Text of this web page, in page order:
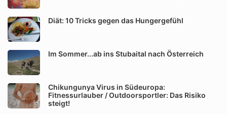
Diät: 10 Tricks gegen das Hungergefühl
Im Sommer...ab ins Stubaital nach Österreich
Chikungunya Virus in Südeuropa:
Fitnessurlauber / Outdoorsportler: Das Risiko
steigt!